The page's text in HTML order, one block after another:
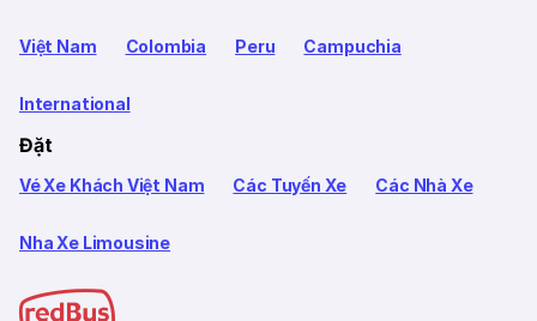
Việt Nam Colombia Peru Campuchia
International
Đặt
Vé Xe Khách Việt Nam Các Tuyến Xe Các Nhà Xe
Nha Xe Limousine